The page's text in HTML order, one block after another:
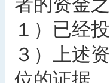
１）已经
３）上述